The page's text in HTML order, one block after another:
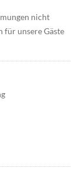
nicht
für unsere Gäste